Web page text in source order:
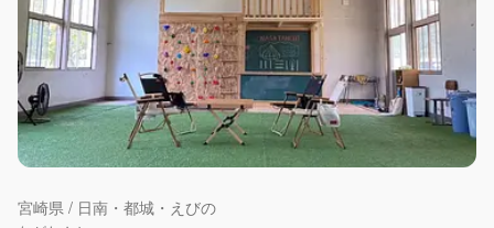
宮崎県 / 日南・都城・えびの